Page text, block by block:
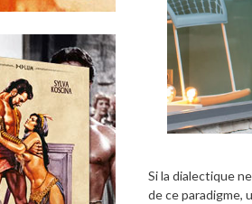
Si la dialectique
de ce paradigme,